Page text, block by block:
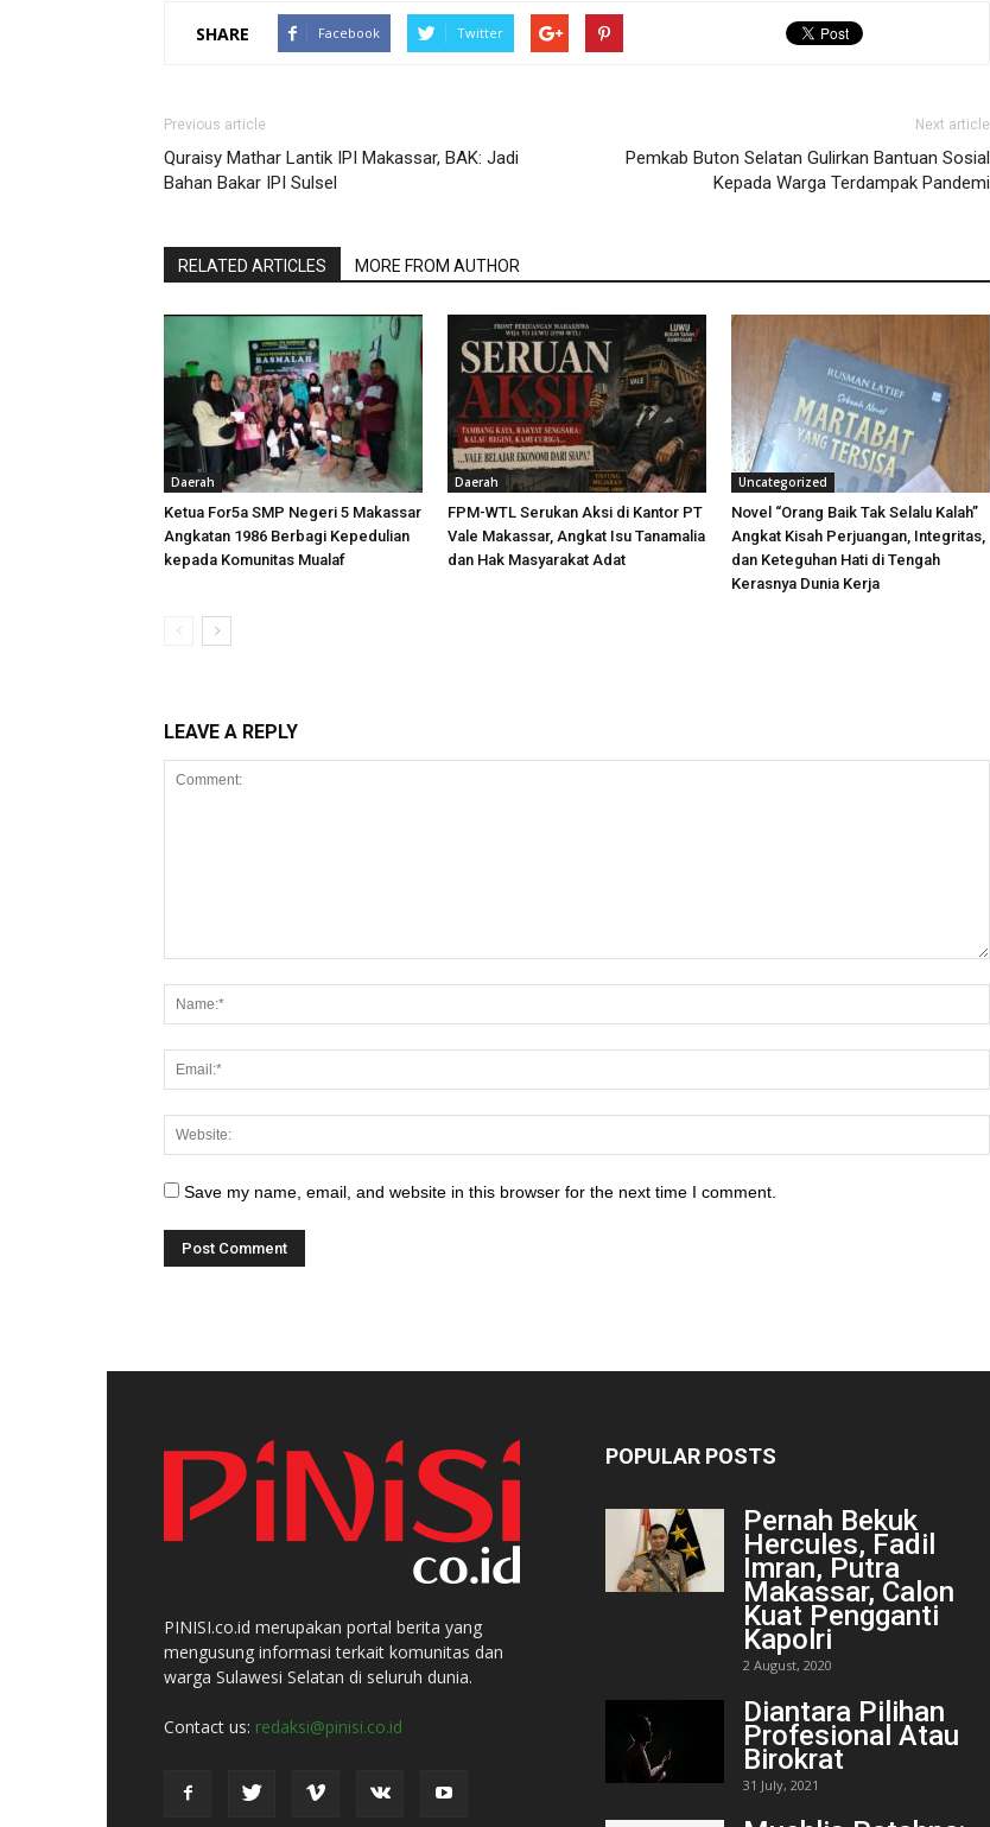
SHARE Facebook Twitter
Previous article
Quraisy Mathar Lantik IPI Makassar, BAK: Jadi
Bahan Bakar IPI Sulsel
Next article
Pemkab Buton Selatan Gulirkan Bantuan Sosial
Kepada Warga Terdampak Pandemi
RELATED ARTICLES MORE FROM AUTHOR
Daerah
Ketua For5a SMP Negeri 5 Makassar
Angkatan 1986 Berbagi Kepedulian
kepada Komunitas Mualaf
Daerah
FPM-WTL Serukan Aksi di Kantor PT
Vale Makassar, Angkat Isu Tanamalia
dan Hak Masyarakat Adat
Uncategorized
Novel “Orang Baik Tak Selalu Kalah”
Angkat Kisah Perjuangan, Integritas,
dan Keteguhan Hati di Tengah
Kerasnya Dunia Kerja
LEAVE A REPLY
Save my name, email, and website in this browser for the next time I comment.
PINISI.co.id merupakan portal berita yang
mengusung informasi terkait komunitas dan
warga Sulawesi Selatan di seluruh dunia.
Contact us: redaksi@pinisi.co.id
POPULAR POSTS
Pernah Bekuk
Hercules, Fadil
Imran, Putra
Makassar, Calon
Kuat Pengganti
Kapolri
2 August, 2020
Diantara Pilihan
Profesional Atau
Birokrat
31 July, 2021